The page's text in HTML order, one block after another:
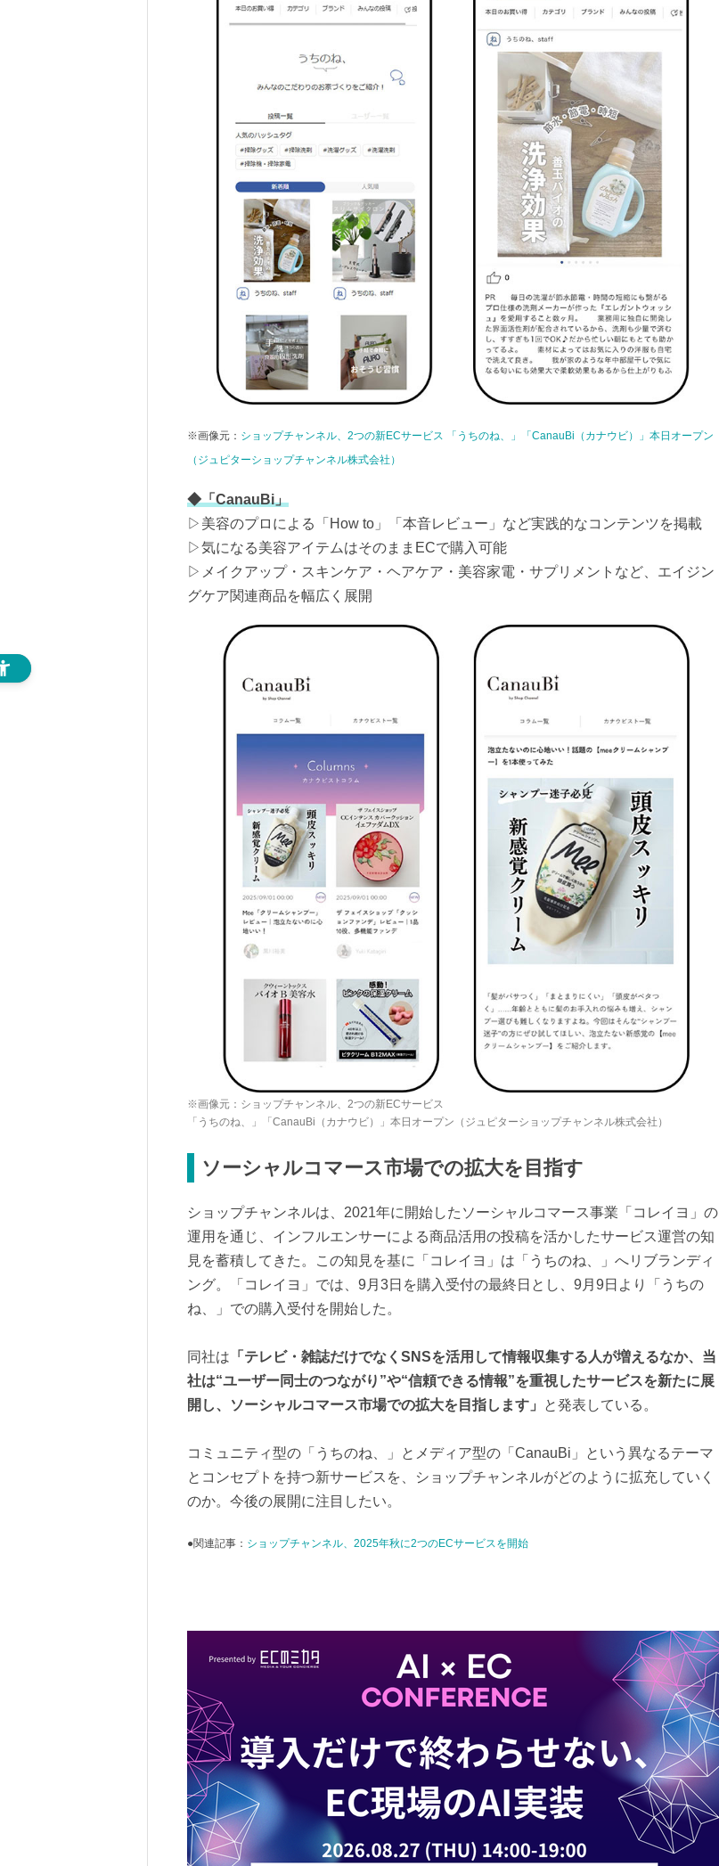
※画像元： ショップチャンネル、2つの新ECサービス 「うちのね、」「CanauBi（カナウビ）」本日オープン
（ジュピターショップチャンネル株式会社）
◆「CanauBi」
▷美容のプロによる「How to」「本音レビュー」など実践的なコンテンツを掲載
▷気になる美容アイテムはそのままECで購入可能
▷メイクアップ・スキンケア・ヘアケア・美容家電・サプリメントなど、エイジン
グケア関連商品を幅広く展開
※画像元：ショップチャンネル、2つの新ECサービス
「うちのね、」「CanauBi（カナウビ）」本日オープン（ジュピターショップチャンネル株式会社）
ソーシャルコマース市場での拡大を目指す
ショップチャンネルは、2021年に開始したソーシャルコマース事業「コレイヨ」の
運用を通じ、インフルエンサーによる商品活用の投稿を活かしたサービス運営の知
見を蓄積してきた。この知見を基に「コレイヨ」は「うちのね、」へリブランディ
ング。「コレイヨ」では、9月3日を購入受付の最終日とし、9月9日より「うちの
ね、」での購入受付を開始した。
同社は 「テレビ・雑誌だけでなくSNSを活用して情報収集する人が増えるなか、当
社は“ユーザー同士のつながり”や“信頼できる情報”を重視したサービスを新たに展
開し、ソーシャルコマース市場での拡大を目指します」
と発表している。
コミュニティ型の「うちのね、」とメディア型の「CanauBi」という異なるテーマ
とコンセプトを持つ新サービスを、ショップチャンネルがどのように拡充していく
のか。今後の展開に注目したい。
●関連記事： ショップチャンネル、2025年秋に2つのECサービスを開始